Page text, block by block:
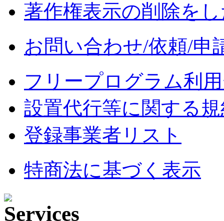
著作権表示の削除を
お問い合わせ/依頼/申
フリープログラム利
設置代行等に関する
登録事業者リスト
特商法に基づく表示